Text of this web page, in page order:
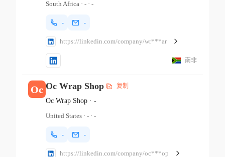
South Africa· -· -
- -
https://linkedin.com/company/wr***ar
南非
Oc Oc Wrap Shop 复制
Oc Wrap Shop· -
United States· -· -
- -
https://linkedin.com/company/oc***op